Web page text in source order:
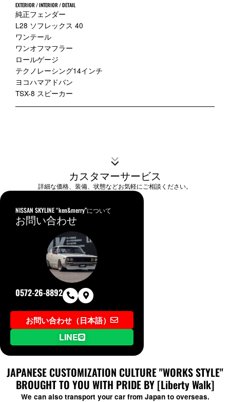
EXTERIOR / INTERIOR / DETAIL
純正フェンダー
L28 ソフレックス 40
ワンテール
ワンオフマフラー
ロールゲージ
テクノレーシング14インチ
ヨコハマアドバン
TSX-8 スピーカー
カスタマーサービス
詳細な価格、装備、状態などお気軽にご相談ください。
NISSAN SKYLINE “ken&merry”について
お問い合わせ
0572-26-8892
お問い合わせ（日本語）
LINE
JAPANESE CUSTOMIZATION CULTURE "WORKS STYLE"
BROUGHT TO YOU WITH PRIDE BY [Liberty Walk]
We can also transport your car from Japan to overseas.